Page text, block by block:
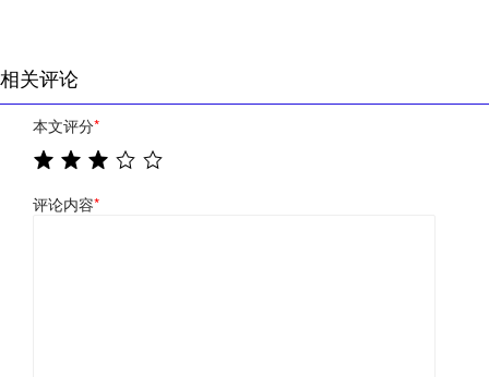
相关评论
本文评分*
评论内容*